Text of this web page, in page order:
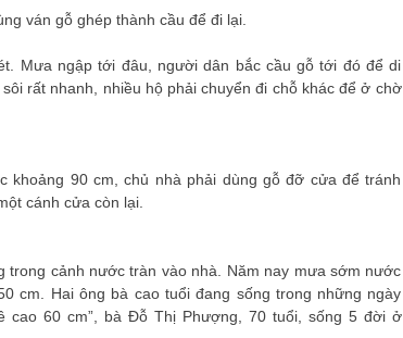
ván gỗ ghép thành cầu để đi lại.
Mưa ngập tới đâu, người dân bắc cầu gỗ tới đó để di
rất nhanh, nhiều hộ phải chuyển đi chỗ khác để ở chờ
90 cm, chủ nhà phải dùng gỗ đỡ cửa để tránh
cánh cửa còn lại.
trong cảnh nước tràn vào nhà. Năm nay mưa sớm nước
cm. Hai ông bà cao tuổi đang sống trong những ngày
60 cm”, bà Đỗ Thị Phượng, 70 tuổi, sống 5 đời ở